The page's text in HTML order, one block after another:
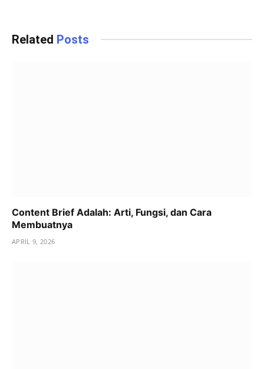
Related Posts
Content Brief Adalah: Arti, Fungsi, dan Cara
Membuatnya
APRIL 9, 2026